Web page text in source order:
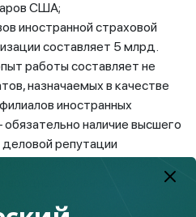
США;
иностранной страховой
составляет 5 млрд.
работы составляет не
назначаемых в качестве
иностранных
наличие высшего
репутации